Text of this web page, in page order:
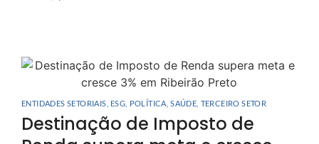
ENTIDADES SETORIAIS ESG POLÍTICA SAÚDE TERCEIRO SETOR
Destinação de Imposto de